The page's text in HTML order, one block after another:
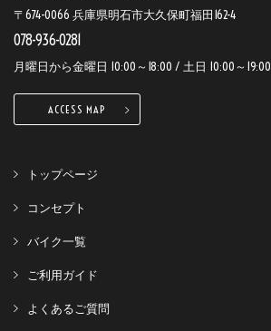
〒674-0066 兵庫県明石市大久保町福田162-4
078-936-0281
月曜日から金曜日 10:00～18:00 / 土日 10:00～19:00
ACCESS MAP
トップページ
コンセプト
バイク一覧
ご利用ガイド
よくあるご質問